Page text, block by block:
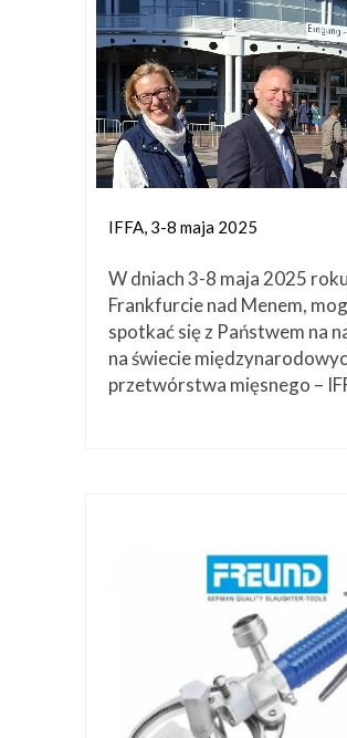
IFFA, 3-8 maja 2025
W dniach 3-8 maja 2025
Frankfurcie nad Menem,
spotkać się z Państwem na
na świecie
przetwórstwa mięsnego –